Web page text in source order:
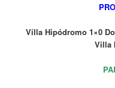
Villa Hipódromo 1×0
Villa